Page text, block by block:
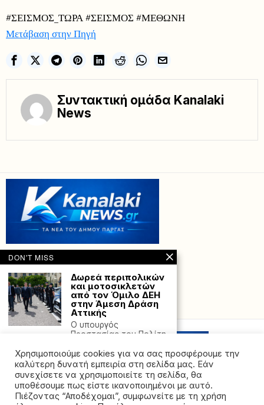
#ΣΕΙΣΜΟΣ_ΤΩΡΑ #ΣΕΙΣΜΟΣ #ΜΕΘΩΝΗ
Μετάβαση στην Πηγή
Συντακτική ομάδα Kanalaki
News
Powered with by Hostville”)
Χρησιμοποιούμε cookies για να σας προσφέρουμε την
καλύτερη δυνατή εμπειρία στη σελίδα μας. Εάν
συνεχίσετε να χρησιμοποιείτε τη σελίδα, θα
υποθέσουμε πως είστε ικανοποιημένοι με αυτό.
Πιέζοντας “Αποδέχομαι”, συμφωνείτε με τη χρήση
DON'T MISS
Δωρεά περιπολικών
και μοτοσικλετών
από τον Όμιλο ΔΕΗ
στην Άμεση Δράση
Αττικής
Ο υπουργός
Προστασίας του Πολίτη,
ευχαρίστησε τον Όμιλο
Τραγωδία στην
Πρέβεζα: Νεκρή η
34χρονη μετά την
πτώση από